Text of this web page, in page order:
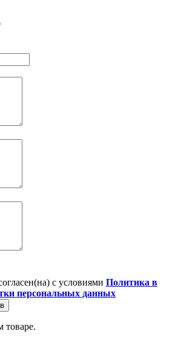
с условиями Политика в
персональных данных
товаре.